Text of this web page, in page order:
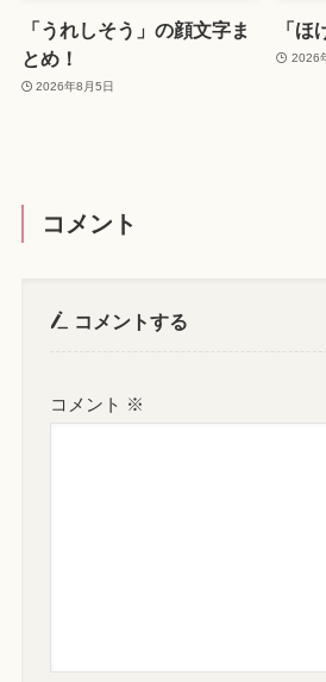
「うれしそう」の顔文字ま
とめ！
2026年8月5日
「ほ
2026
コメント
コメントする
コメント ※